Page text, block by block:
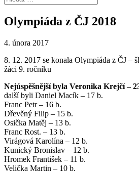
Olympiáda z ČJ 2018
4. února 2017
8. 12. 2017 se konala Olympiáda z ČJ –
žáci 9. ročníku
Nejúspěšnější byla Veronika Krejčí –
další byli Daniel Macík – 17 b.
Franc Petr – 16 b.
Dřevěný Filip – 15 b.
Osička Matěj – 13 b.
Franc Rost. – 13 b.
Virágová Karolína – 12 b.
Kunický Bronislav – 12 b.
Hromek František – 11 b.
Velička Martin – 10 b.